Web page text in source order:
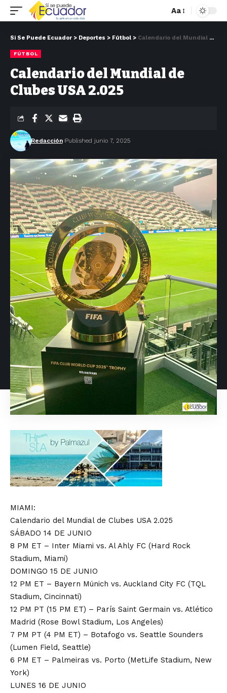
Aa
Si Se Puede Ecuador > Deportes > Fútbol > Calendario del Mundial de Clubes USA 2.025
FÚTBOL
Calendario del Mundial de
Clubes USA 2.025
Redacción Published junio 7, 2025
MIAMI:
Calendario del Mundial de Clubes USA 2.025
SÁBADO 14 DE JUNIO
8 PM ET – Inter Miami vs. Al Ahly FC (Hard Rock
Stadium, Miami)
DOMINGO 15 DE JUNIO
12 PM ET – Bayern Múnich vs. Auckland City FC (TQL
Stadium, Cincinnati)
12 PM PT (15 PM ET) – París Saint Germain vs. Atlético
Madrid (Rose Bowl Stadium, Los Angeles)
7 PM PT (4 PM ET) – Botafogo vs. Seattle Sounders
(Lumen Field, Seattle)
6 PM ET – Palmeiras vs. Porto (MetLife Stadium, New
York)
LUNES 16 DE JUNIO